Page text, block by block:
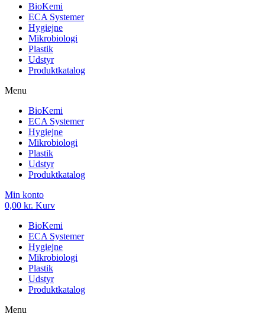
BioKemi
ECA Systemer
Hygiejne
Mikrobiologi
Plastik
Udstyr
Produktkatalog
Menu
BioKemi
ECA Systemer
Hygiejne
Mikrobiologi
Plastik
Udstyr
Produktkatalog
Min konto
0,00 kr. Kurv
BioKemi
ECA Systemer
Hygiejne
Mikrobiologi
Plastik
Udstyr
Produktkatalog
Menu